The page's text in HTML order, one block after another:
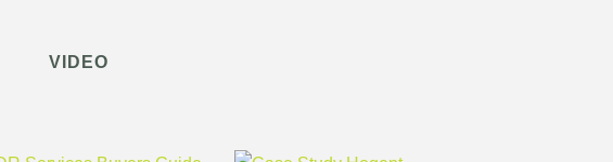
VIDEO